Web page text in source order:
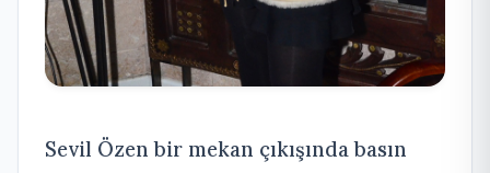
Sevil Özen bir mekan çıkışında basın